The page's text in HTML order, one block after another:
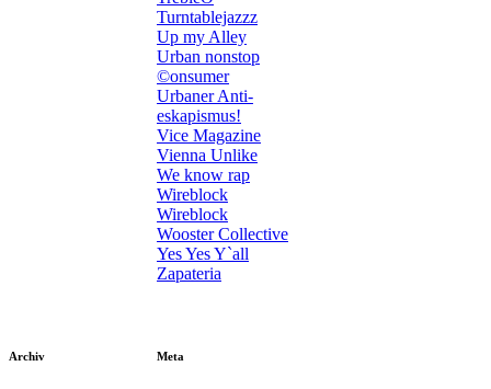
Turntablejazzz
Up my Alley
Urban nonstop
©onsumer
Urbaner Anti-
eskapismus!
Vice Magazine
Vienna Unlike
We know rap
Wireblock
Wireblock
Wooster Collective
Yes Yes Y`all
Zapateria
Archiv Meta